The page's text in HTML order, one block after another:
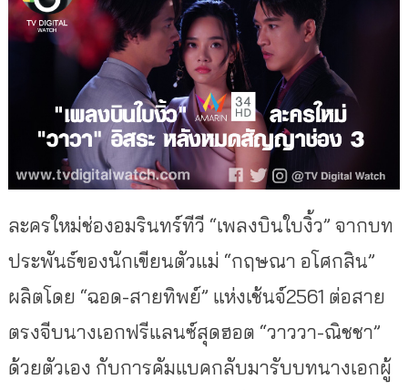
ละครใหม่ช่องอมรินทร์ทีวี “เพลงบินใบงิ้ว” จากบท
ประพันธ์ของนักเขียนตัวแม่ “กฤษณา อโศกสิน”
ผลิตโดย “ฉอด-สายทิพย์” แห่งเช้นจ์2561 ต่อสาย
ตรงจีบนางเอกฟรีแลนซ์สุดฮอต “วาววา-ณิชชา”
ด้วยตัวเอง กับการคัมแบคกลับมารับบทนางเอกผู้